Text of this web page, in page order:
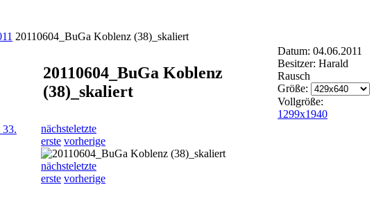
20110604_BuGa Koblenz (38)_skaliert
33.
20110604_BuGa Koblenz
(38)_skaliert
Datum: 04.06.2011
Besitzer: Harald
Rausch
Größe:
Vollgröße:
1299x1940
nächsteletzte
erste vorherige
nächsteletzte
erste vorherige